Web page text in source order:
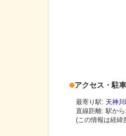
アクセス・駐
最寄り駅: 天神川
直線距離: 駅から
(この情報は経緯